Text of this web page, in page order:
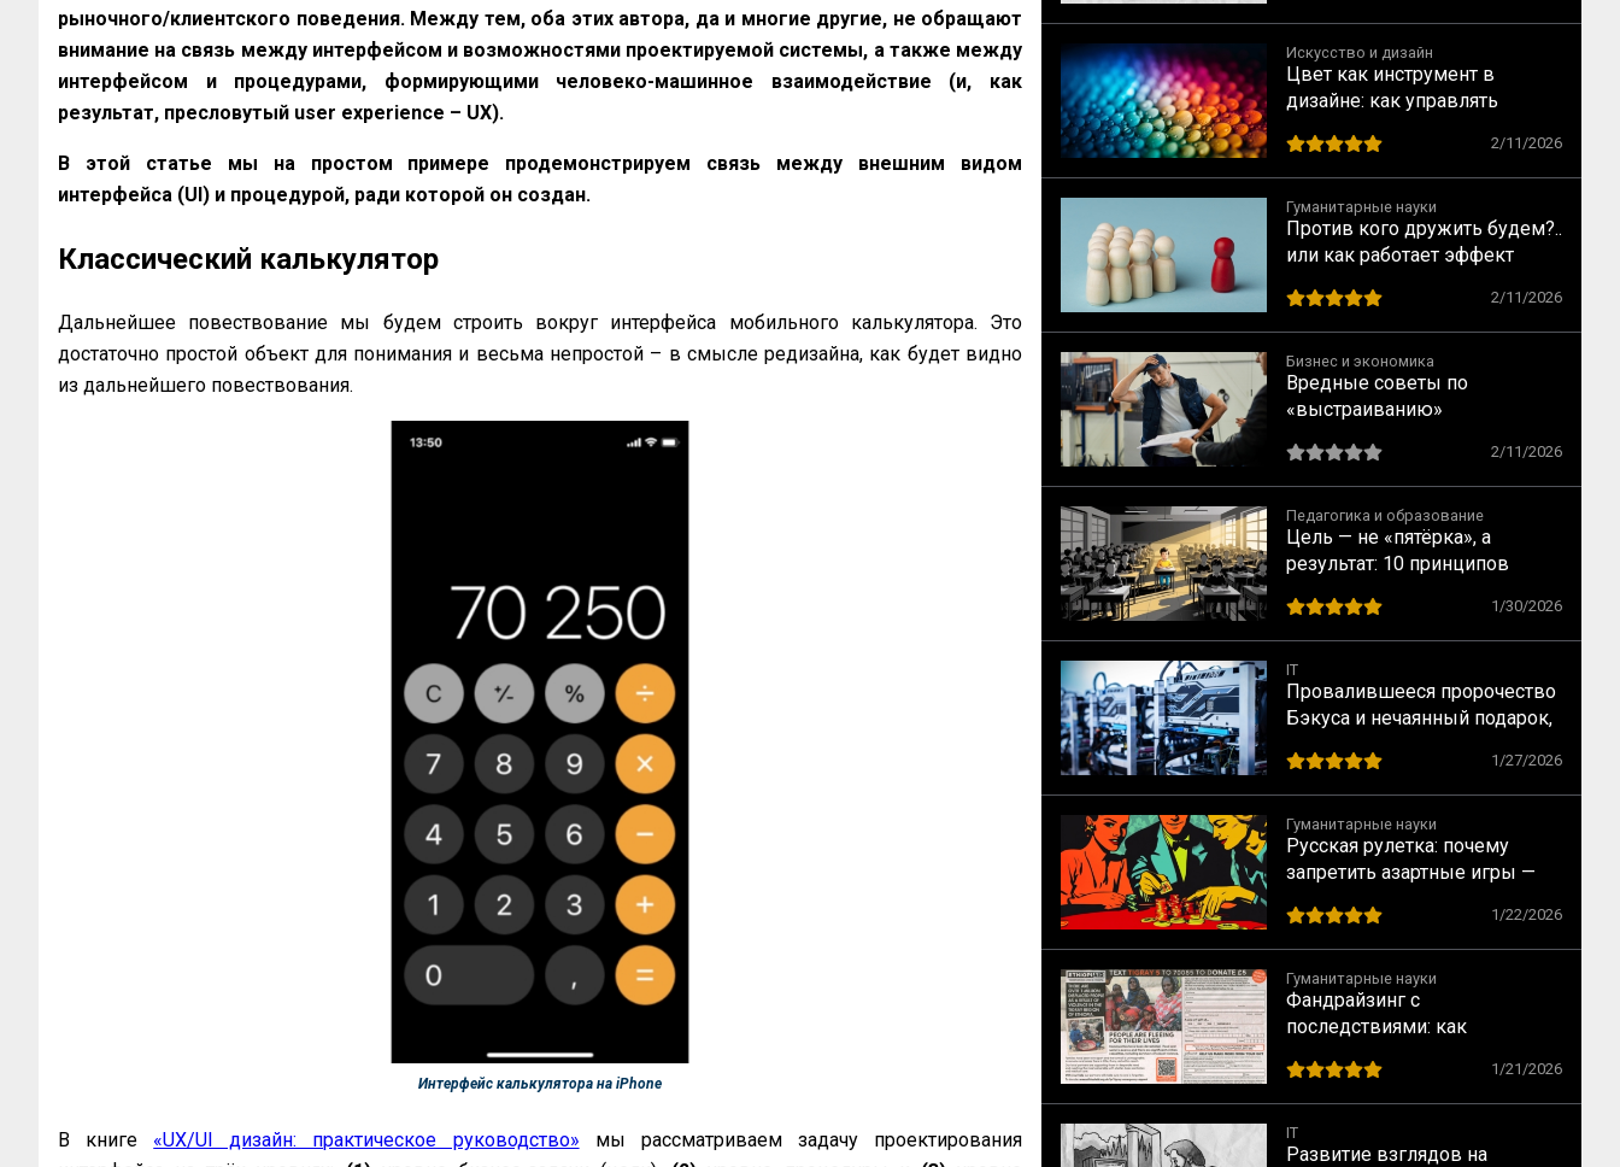
рыночного/клиентского поведения. Между тем, оба этих автора, да и многие другие, не обращают
внимание на связь между интерфейсом и возможностями проектируемой системы, а также между
интерфейсом и процедурами, формирующими человеко-машинное взаимодействие (и, как
результат, пресловутый user experience – UX).
В этой статье мы на простом примере продемонстрируем связь между внешним видом
интерфейса (UI) и процедурой, ради которой он создан.
Классический калькулятор
Дальнейшее повествование мы будем строить вокруг интерфейса мобильного калькулятора. Это
достаточно простой объект для понимания и весьма непростой – в смысле редизайна, как будет видно
из дальнейшего повествования.
Интерфейс калькулятора на iPhone
В книге «UX/UI дизайн: практическое руководство» мы рассматриваем задачу проектирования
Искусство и дизайн
Цвет как инструмент в
дизайне: как управлять
2/11/2026
Гуманитарные науки
Против кого дружить будем?..
или как работает эффект
2/11/2026
Бизнес и экономика
Вредные советы по
«выстраиванию»
века
2/11/2026
Педагогика и образование
Цель — не «пятёрка», а
результат: 10 принципов
обучении
1/30/2026
IT
Провалившееся пророчество
Бэкуса и нечаянный подарок,
1/27/2026
Гуманитарные науки
Русская рулетка: почему
запретить азартные игры —
понедельники
1/22/2026
Гуманитарные науки
Фандрайзинг с
последствиями: как
тех, кому помогает
1/21/2026
IT
Развитие взглядов на